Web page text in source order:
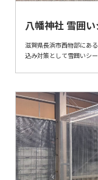
八幡神社 雪囲い
滋賀県長浜市西物部にあ
込み対策として雪囲いシ
本施工では、建物の意匠
積雪による直接的な被害
つながる仕様としました。
神社仏閣など、建物の形
す。現地状況を確認した
雪囲いシートや冬季養生
せください。